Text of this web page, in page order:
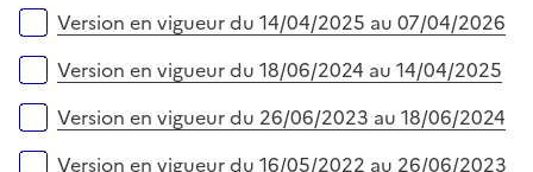
e
Version en vigueur du 14/04/2025 au 07/04/2026
Version en vigueur du 18/06/2024 au 14/04/2025
Version en vigueur du 26/06/2023 au 18/06/2024
Version en vigueur du 16/05/2022 au 26/06/2023